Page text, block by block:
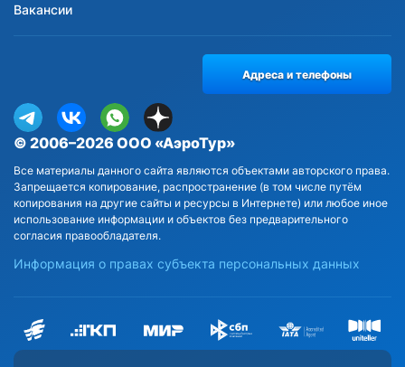
Вакансии
© 2006–2026 ООО «АэроТур»
Все материалы данного сайта являются объектами авторского права.
Запрещается копирование, распространение (в том числе путём
копирования на другие сайты и ресурсы в Интернете) или любое иное
использование информации и объектов без предварительного
согласия правообладателя.
Информация о правах субъекта персональных данных
Адреса и телефоны